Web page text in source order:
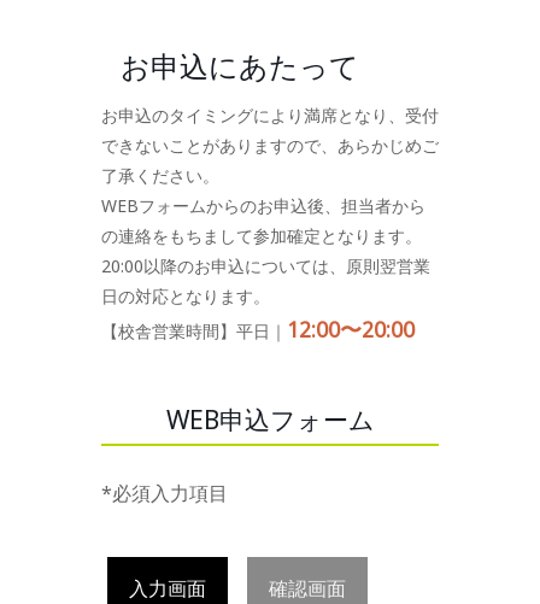
お申込にあたって
お申込のタイミングにより満席となり、受付
できないことがありますので、あらかじめご
了承ください。
WEBフォームからのお申込後、担当者から
の連絡をもちまして参加確定となります。
20:00以降のお申込については、原則翌営業
日の対応となります。
【校舎営業時間】平日｜ 12:00〜20:00
WEB申込フォーム
*必須入力項目
入力画面 確認画面